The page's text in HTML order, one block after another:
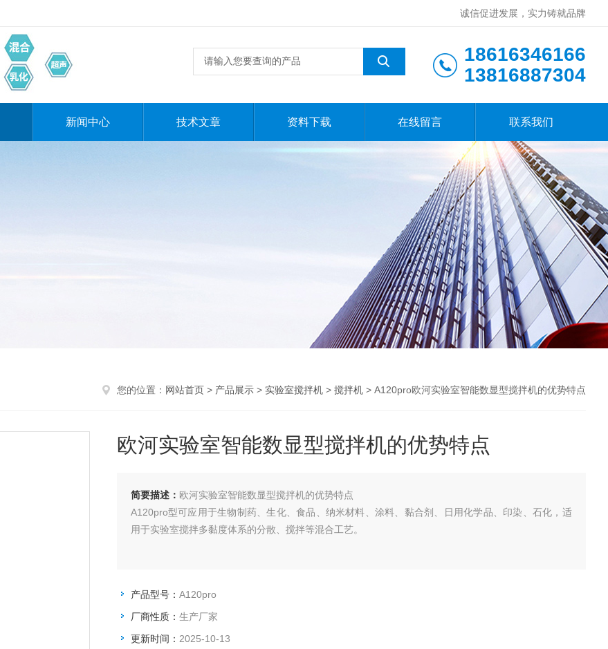
诚信促进发展，实力铸就品牌
18616346166
13816887304
新闻中心 技术文章 资料下载 在线留言 联系我们
您的位置： 网站首页 > 产品展示 > 实验室搅拌机 > 搅拌机 > A120pro欧河实验室智能数显型搅拌机的优势特点
欧河实验室智能数显型搅拌机的优势特点
简要描述： 欧河实验室智能数显型搅拌机的优势特点
A120pro型可应用于生物制药、生化、食品、纳米材料、涂料、黏合剂、日用化学品、印染、石化，适
用于实验室搅拌多黏度体系的分散、搅拌等混合工艺。
产品型号： A120pro
厂商性质： 生产厂家
更新时间： 2025-10-13